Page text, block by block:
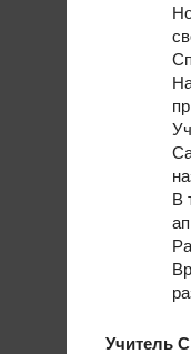
В
Учитель